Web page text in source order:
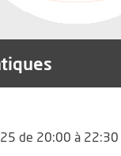
de 20:00 à 22:30